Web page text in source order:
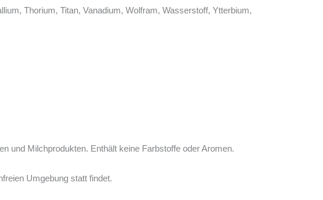
Thorium, Titan, Vanadium, Wolfram, Wasserstoff, Ytterbium,
und Milchprodukten. Enthält keine Farbstoffe oder Aromen.
Umgebung statt findet.